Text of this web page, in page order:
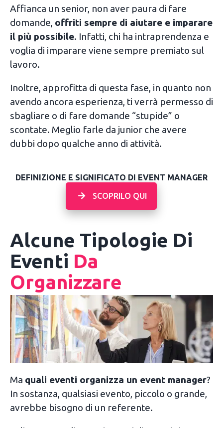
Affianca un senior, non aver paura di fare
domande, offriti sempre di aiutare e imparare
il più possibile. Infatti, chi ha intraprendenza e
voglia di imparare viene sempre premiato sul
lavoro.
Inoltre, approfitta di questa fase, in quanto non
avendo ancora esperienza, ti verrà permesso di
sbagliare o di fare domande “stupide” o
scontate. Meglio farle da junior che avere
dubbi dopo qualche anno di attività.
DEFINIZIONE E SIGNIFICATO DI EVENT MANAGER
SCOPRILO QUI
Alcune Tipologie Di
Eventi Da
Organizzare
Ma quali eventi organizza un event manager?
In sostanza, qualsiasi evento, piccolo o grande,
avrebbe bisogno di un referente.